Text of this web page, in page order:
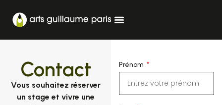
Contact
Vous souhaitez réserver
un stage et vivre une
Prénom